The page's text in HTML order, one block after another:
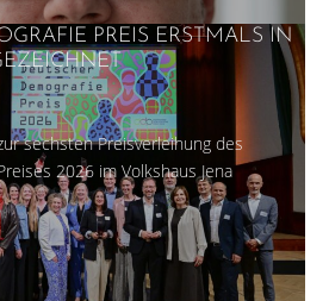
PREIS ERSTMALS IN
sechsten Preisverleihung des
2026 im Volkshaus Jena